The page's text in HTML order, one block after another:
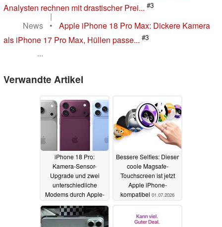
Analysten rechnen mit drastischer Prei... #3
|
News
•
Apple iPhone 18 Pro Max: Dickere Kamera
als iPhone 17 Pro Max, Hüllen passe... #3
...
Verwandte Artikel
iPhone 18 Pro:
Kamera-Sensor-
Upgrade und zwei
unterschiedliche
Modems durch Apple-
bestätigt02.07.2026
Bessere Selfies: Dieser
coole Magsafe-
Touchscreen ist jetzt
Apple iPhone-
kompatibel 01.07.2026